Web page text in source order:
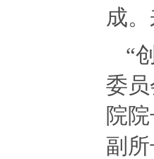
成
“
委
院
副